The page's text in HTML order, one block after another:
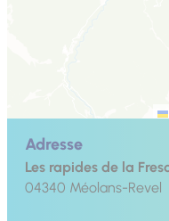
Adresse
Les rapides de la
04340 Méolans-Revel